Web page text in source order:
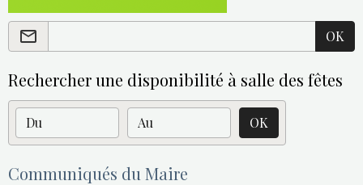
OK
Rechercher une disponibilité à salle des fêtes
Date de début Date de fin OK
Communiqués du Maire